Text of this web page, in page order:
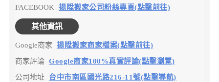
FACEBOOK 揚陞搬家公司粉絲專頁(點擊前往)
其他資訊
Google商家 揚陞搬家商家檔案(點擊前往)
商家評論 Google商家100%真實評論(點擊瀏覽)
公司地址 台中市南區國光路216-11號(點擊導航)